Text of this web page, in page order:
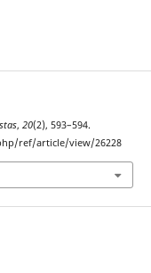
, 20(2), 593–594.
ref/article/view/26228